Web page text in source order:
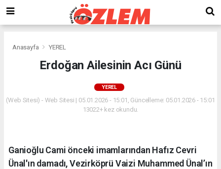
Anasayfa YEREL
Erdoğan Ailesinin Acı Günü
YEREL
(Web Sitesi) - Web Sitesi | 05.01.2026 - 15:01, Güncelleme: 05.01.2026 - 15:01
13022+ kez okundu.
Ganioğlu Cami önceki imamlarından Hafız Cevri
Ünal'ın damadı, Vezirköprü Vaizi Muhammed Ünal’ın